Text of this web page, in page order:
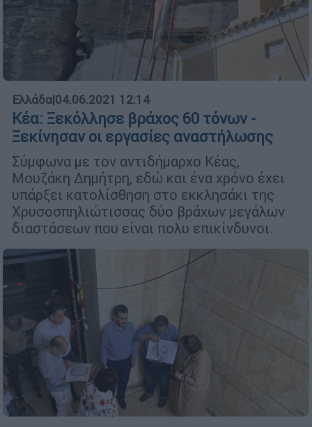
Ελλάδα|04.06.2021 12:14
Κέα: Ξεκόλλησε βράχος 60 τόνων -
Ξεκίνησαν οι εργασίες αναστήλωσης
Σύμφωνα με τον αντιδήμαρχο Κέας,
Μουζάκη Δημήτρη, εδώ και ένα χρόνο έχει
υπάρξει κατολίσθηση στο εκκλησάκι της
Χρυσοσπηλιώτισσας δύο βράχων μεγάλων
διαστάσεων που είναι πολυ επικίνδυνοι.